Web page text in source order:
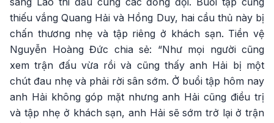
thiếu vắng Quang Hải và Hồng Duy, hai cầu thủ này bị
chấn thương nhẹ và tập riêng ở khách sạn. Tiền vệ
Nguyễn Hoàng Đức chia sẻ: “Như mọi người cũng
xem trận đấu vừa rồi và cũng thấy anh Hải bị một
chút đau nhẹ và phải rời sân sớm. Ở buổi tập hôm nay
anh Hải không góp mặt nhưng anh Hải cũng điều trị
và tập nhẹ ở khách sạn, anh Hải sẽ sớm trở lại ở trận